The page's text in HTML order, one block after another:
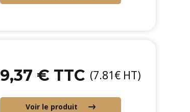
9,37 € TTC (7.81€ HT)
Voir le produit